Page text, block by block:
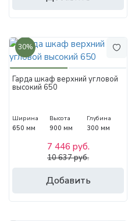
30%
Гарда шкаф верхний угловой
высокий 650
Ширина
650 мм
Высота
900 мм
Глубина
300 мм
Добавить
7 446 руб.
10 637 руб.